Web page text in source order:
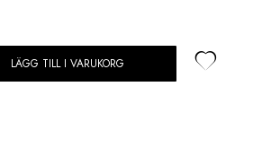
LÄGG TILL I VARUKORG